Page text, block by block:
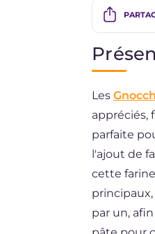
Les
appréciés,
parfaite
l'ajout de
cette
par un,